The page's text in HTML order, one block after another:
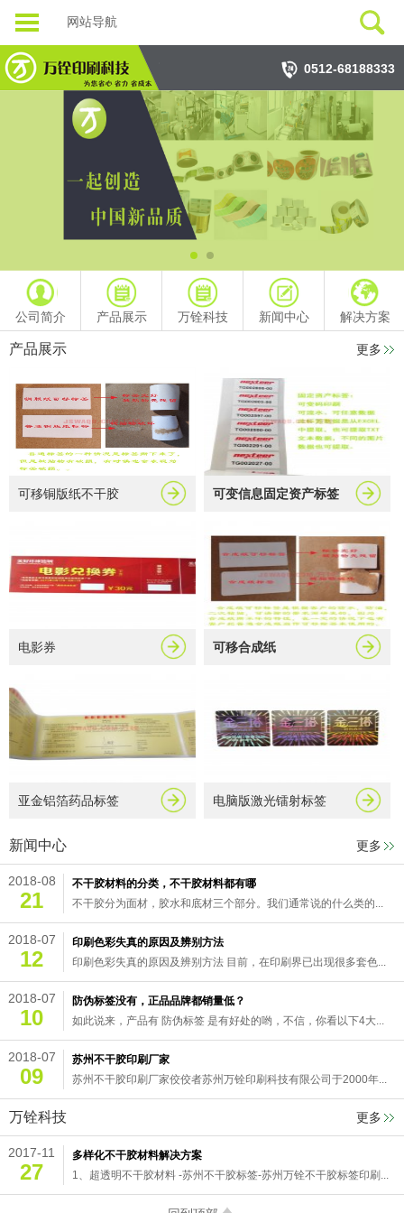
网站导航
0512-68188333
公司简介 产品展示 万铨科技 新闻中心 解决方案
产品展示 更多
可移铜版纸不干胶 可变信息固定资产标签
电影券 可移合成纸
亚金铝箔药品标签 电脑版激光镭射标签
新闻中心 更多
2018-08
21
不干胶材料的分类，不干胶材料都有哪
不干胶分为面材，胶水和底材三个部分。我们通常说的什么类的...
2018-07
12
印刷色彩失真的原因及辨别方法
印刷色彩失真的原因及辨别方法 目前，在印刷界已出现很多套色...
2018-07
10
防伪标签没有，正品品牌都销量低？
如此说来，产品有 防伪标签 是有好处的哟，不信，你看以下4大...
2018-07
09
苏州不干胶印刷厂家
苏州不干胶印刷厂家佼佼者苏州万铨印刷科技有限公司于2000年...
万铨科技 更多
2017-11
27
多样化不干胶材料解决方案
1、超透明不干胶材料 -苏州不干胶标签-苏州万铨不干胶标签印刷...